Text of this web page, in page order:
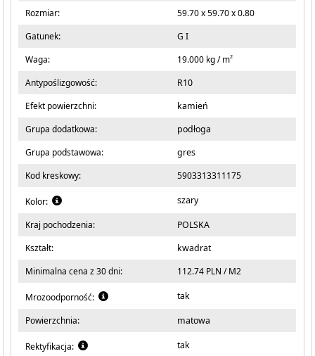
Rozmiar:
59.70 x 59.70 x 0.80
Gatunek:
G I
Waga:
19.000 kg / m2
Antypoślizgowość:
R10
Efekt powierzchni:
kamień
Grupa dodatkowa:
podłoga
Grupa podstawowa:
gres
Kod kreskowy:
5903313311175
Kolor: szary
Kraj pochodzenia:
POLSKA
Kształt:
kwadrat
Minimalna cena z 30 dni:
112.74 PLN / M2
Mrozoodporność: tak
Powierzchnia: matowa
Rektyfikacja: tak